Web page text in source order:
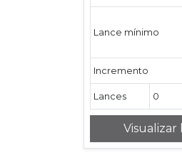
Lance mínimo
Incremento
Lances 0